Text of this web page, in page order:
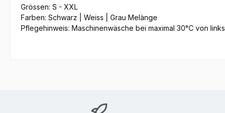
Grössen: S - XXL
Farben: Schwarz | Weiss | Grau Melànge
Pflegehinweis: Maschinenwäsche bei maximal 30°C von